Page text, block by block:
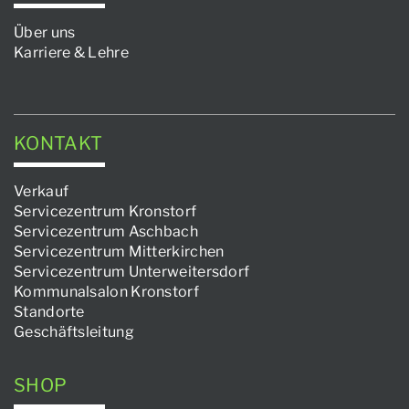
Über uns
Karriere & Lehre
KONTAKT
Verkauf
Servicezentrum Kronstorf
Servicezentrum Aschbach
Servicezentrum Mitterkirchen
Servicezentrum Unterweitersdorf
Kommunalsalon Kronstorf
Standorte
Geschäftsleitung
SHOP